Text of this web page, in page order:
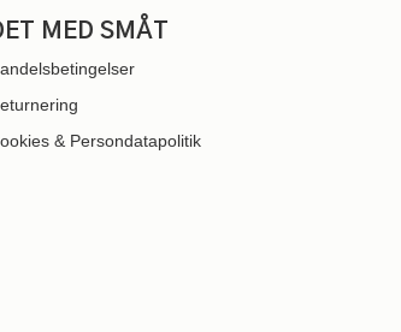
MED SMÅT
& Persondatapolitik